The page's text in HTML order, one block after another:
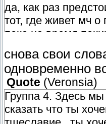
да, как раз
тот, где живет мч
пока на время
снова свои
одновременно
Quote (Veronsia)
Группа 4. Здесь
сказать что ты